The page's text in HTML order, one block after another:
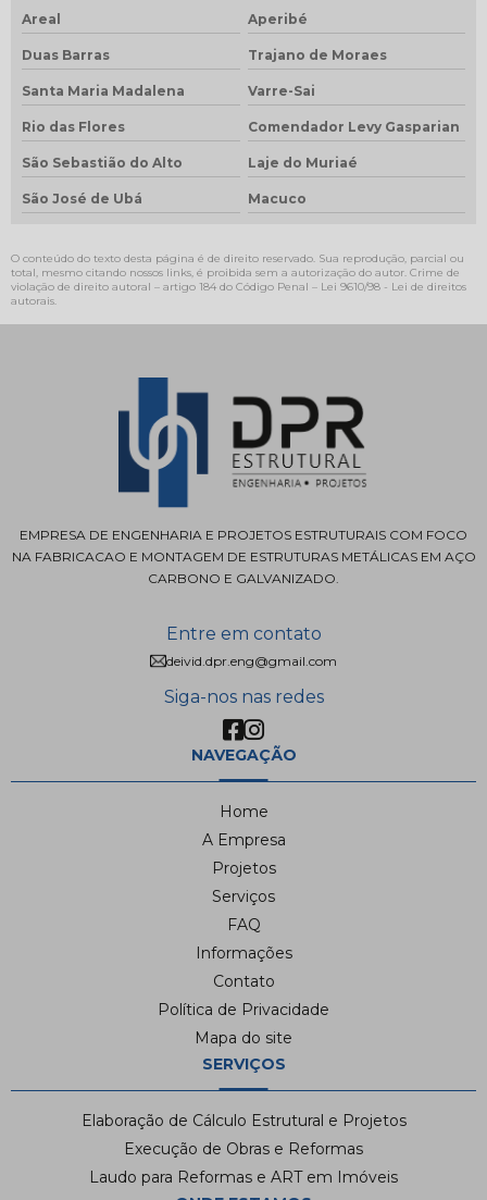
Areal Aperibé
Duas Barras Trajano de Moraes
Santa Maria Madalena Varre-Sai
Rio das Flores Comendador Levy Gasparian
São Sebastião do Alto Laje do Muriaé
São José de Ubá Macuco
O conteúdo do texto desta página é de direito reservado. Sua reprodução, parcial ou
total, mesmo citando nossos links, é proibida sem a autorização do autor. Crime de
violação de direito autoral – artigo 184 do Código Penal – Lei 9610/98 - Lei de direitos
autorais.
EMPRESA DE ENGENHARIA E PROJETOS ESTRUTURAIS COM FOCO
NA FABRICACAO E MONTAGEM DE ESTRUTURAS METÁLICAS EM AÇO
CARBONO E GALVANIZADO.
Entre em contato
deivid.dpr.eng@gmail.com
Siga-nos nas redes
NAVEGAÇÃO
Home
A Empresa
Projetos
Serviços
FAQ
Informações
Contato
Política de Privacidade
Mapa do site
SERVIÇOS
Elaboração de Cálculo Estrutural e Projetos
Execução de Obras e Reformas
Laudo para Reformas e ART em Imóveis